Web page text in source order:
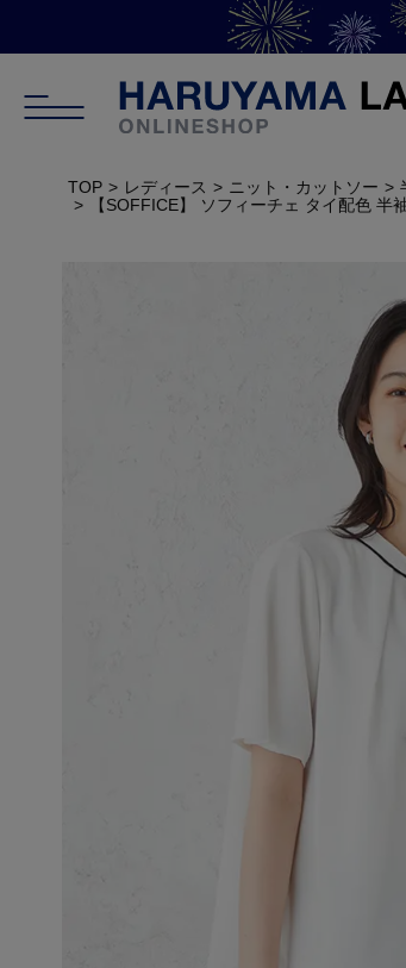
TOP レディース ニット・カットソー
【SOFFICE】 ソフィーチェ タイ配色